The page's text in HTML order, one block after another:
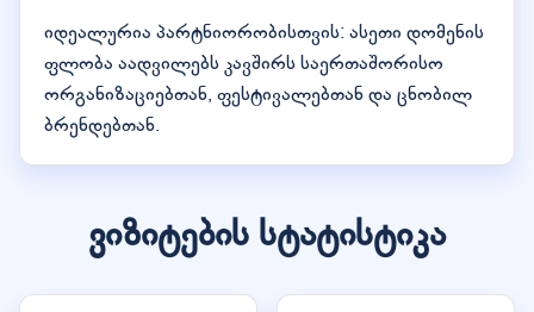
იდეალურია პარტნიორობისთვის: ასეთი დომენის
ფლობა აადვილებს კავშირს საერთაშორისო
ორგანიზაციებთან, ფესტივალებთან და ცნობილ
ბრენდებთან.
ვიზიტების სტატისტიკა